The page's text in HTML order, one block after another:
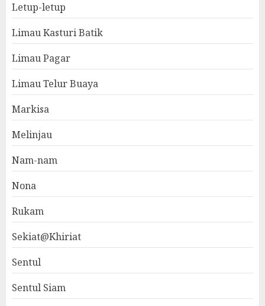
Letup-letup
Limau Kasturi Batik
Limau Pagar
Limau Telur Buaya
Markisa
Melinjau
Nam-nam
Nona
Rukam
Sekiat@Khiriat
Sentul
Sentul Siam